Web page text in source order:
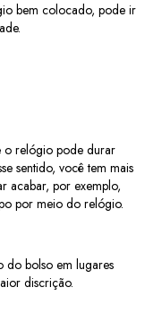
bem colocado, pode ir
o relógio pode durar
sentido, você tem mais
acabar, por exemplo,
por meio do relógio.
do bolso em lugares
discrição.